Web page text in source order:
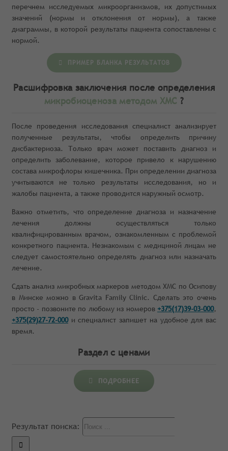
перечнем исследуемых микроорганизмов, их допустимых
значений (нормы и отклонения от нормы), а также
диаграммы, в которой результаты пациента сопоставлены с
нормой.
ПРИМЕР БЛАНКА РЕЗУЛЬТАТОВ
Расшифровка заключения после определения
микробиоценоза методом ХМС ?
После проведения исследования специалист анализирует
полученные результаты, чтобы определить причину
дисбактериоза. Только врач может поставить диагноз и
определить заболевание, которое привело к нарушению
состава микрофлоры кишечника. При определении диагноза
учитываются не только результаты исследования, но и
жалобы пациента, а также проводится наружный осмотр.
Важно отметить, что определение диагноза и назначение
лечения должны осуществляться только
квалифицированным врачом, ознакомленным с проблемой
конкретного пациента. Незнакомым с медициной лицам не
следует самостоятельно определять диагноз или назначать
лечение.
Сдать анализ микробных маркеров методом ХМС по Осипову
в Минске можно в Gravita Family Clinic. Сделать это очень
просто - позвоните по любому из номеров +375(17)39-03-000,
+375(29)27-72-000и специалист запишет на удобное для вас
время.
Раздел с ценами
ПОДРОБНЕЕ
Результат поиска: